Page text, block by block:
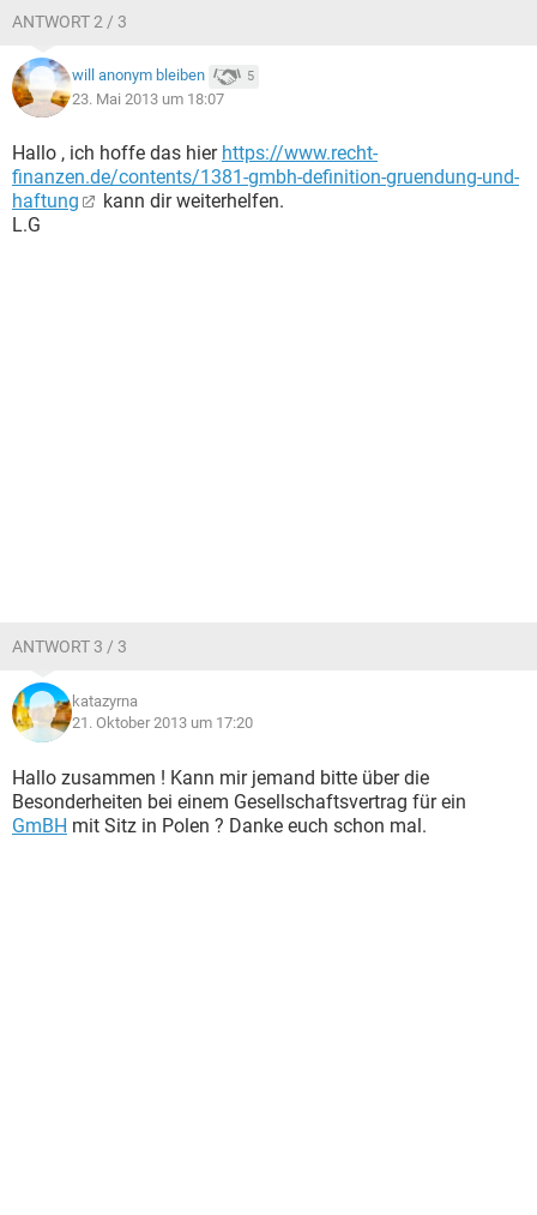
ANTWORT 2 / 3
will anonym bleiben 5
23. Mai 2013 um 18:07
Hallo , ich hoffe das hier https://www.recht-
finanzen.de/contents/1381-gmbh-definition-gruendung-und-
haftung
kann dir weiterhelfen.
L.G
ANTWORT 3 / 3
katazyrna
21. Oktober 2013 um 17:20
Hallo zusammen ! Kann mir jemand bitte über die
Besonderheiten bei einem Gesellschaftsvertrag für ein
GmBH mit Sitz in Polen ? Danke euch schon mal.